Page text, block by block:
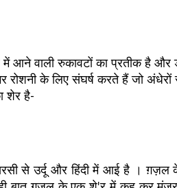
में आने वाली रुकावटों का प्रतीक है और
रोशनी के लिए संघर्ष करते हैं जो
शेर है-
से उर्दू और हिंदी में आई है ।